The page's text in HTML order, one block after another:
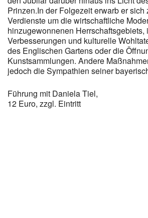
Prinzen.In der Folgezeit erwarb er sich
Verdienste um die wirtschaftliche
hinzugewonnenen
Verbesserungen und kulturelle
des Englischen Gartens oder die
Kunstsammlungen. Andere
jedoch die Sympathien seiner
Führung mit Daniela Tiel,
12 Euro, zzgl. Eintritt